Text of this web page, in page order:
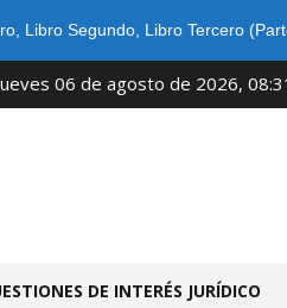
, Libro Segundo, Libro Tercero
06 de agosto de 2026,
DE INTERÉS JURÍDICO